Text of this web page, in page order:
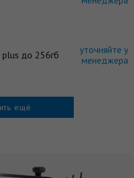
до 256гб
уточняйте у
менеджера
ещё